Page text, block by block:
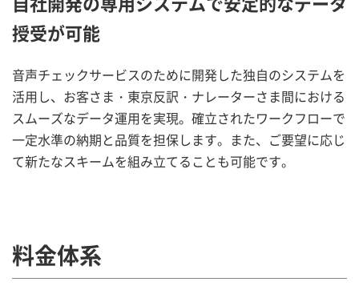
自社開発の専用システムで安定的なデータ
授受が可能
音声チェックサービスのために開発した独自のシステムを
活用し、お客さま・東京反訳・ナレーターさま間における
スムーズなデータ運用を実現。確立されたワークフローで
一定水準の納期と品質を担保します。また、ご要望に応じ
て新たなスキームを組み立てることも可能です。
料金体系